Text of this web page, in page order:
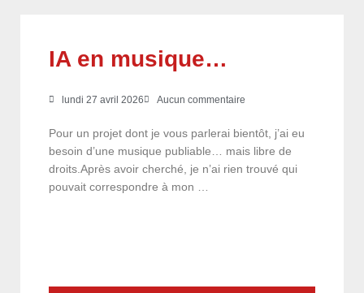
IA en musique…
lundi 27 avril 2026 Aucun commentaire
Pour un projet dont je vous parlerai bientôt, j’ai eu
besoin d’une musique publiable… mais libre de
droits.Après avoir cherché, je n’ai rien trouvé qui
pouvait correspondre à mon …